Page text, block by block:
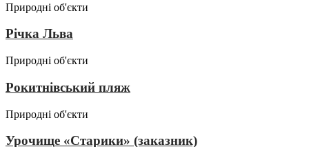
Природні об'єкти
Річка Льва
Природні об'єкти
Рокитнівський пляж
Природні об'єкти
Урочище «Старики» (заказник)